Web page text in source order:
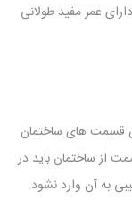
عمر مفید طولانی
قسمت های ساختمان
ساختمان باید در
به آن وارد نشود.